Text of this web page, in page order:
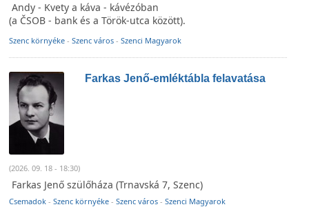
Andy - Kvety a káva - kávézóban
(a ČSOB - bank és a Török-utca között).
Szenc környéke - Szenc város - Szenci Magyarok
Farkas Jenő-emléktábla felavatása
(2026. 09. 18 - 18:30)
Farkas Jenő szülőháza (Trnavská 7, Szenc)
Csemadok - Szenc környéke - Szenc város - Szenci Magyarok